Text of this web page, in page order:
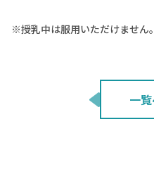
※授乳中は服用いただけません。
一